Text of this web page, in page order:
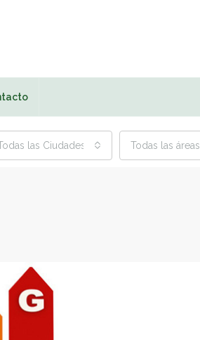
las Ciudades Todas las áreas